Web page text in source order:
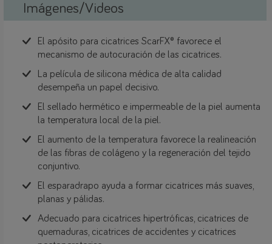
Imágenes/Videos
El apósito para cicatrices ScarFX® favorece el
mecanismo de autocuración de las cicatrices.
La película de silicona médica de alta calidad
desempeña un papel decisivo.
El sellado hermético e impermeable de la piel aumenta
la temperatura local de la piel.
El aumento de la temperatura favorece la realineación
de las fibras de colágeno y la regeneración del tejido
conjuntivo.
El esparadrapo ayuda a formar cicatrices más suaves,
planas y pálidas.
Adecuado para cicatrices hipertróficas, cicatrices de
quemaduras, cicatrices de accidentes y cicatrices